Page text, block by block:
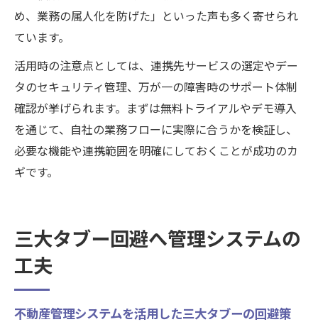
め、業務の属人化を防げた」といった声も多く寄せられ
ています。
活用時の注意点としては、連携先サービスの選定やデー
タのセキュリティ管理、万が一の障害時のサポート体制
確認が挙げられます。まずは無料トライアルやデモ導入
を通じて、自社の業務フローに実際に合うかを検証し、
必要な機能や連携範囲を明確にしておくことが成功のカ
ギです。
三大タブー回避へ管理システムの
工夫
不動産管理システムを活用した三大タブーの回避策